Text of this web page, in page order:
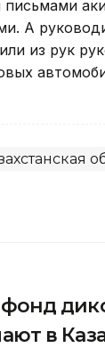
А
из рук
фонд
в